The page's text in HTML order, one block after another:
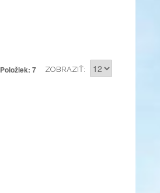
Položiek: 7 ZOBRAZIŤ